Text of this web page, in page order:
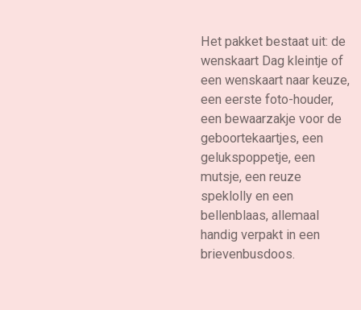
Het pakket bestaat uit: de
wenskaart Dag kleintje of
een wenskaart naar keuze,
een eerste foto-houder,
een bewaarzakje voor de
geboortekaartjes, een
gelukspoppetje, een
mutsje, een reuze
speklolly en een
bellenblaas, allemaal
handig verpakt in een
brievenbusdoos.